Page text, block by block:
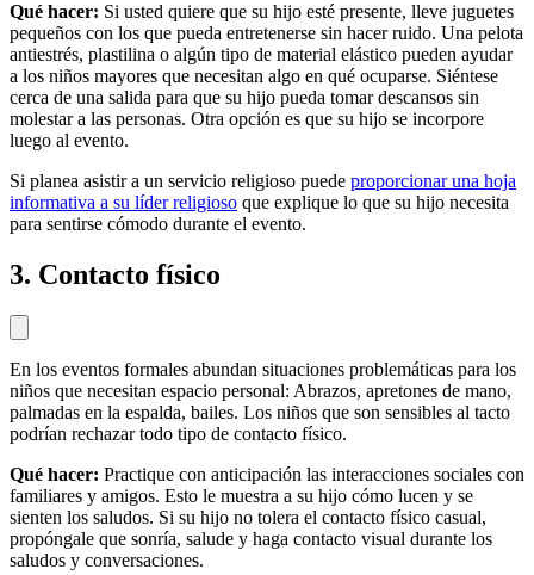
Qué hacer: Si usted quiere que su hijo esté presente, lleve juguetes
pequeños con los que pueda entretenerse sin hacer ruido. Una pelota
antiestrés, plastilina o algún tipo de material elástico pueden ayudar
a los niños mayores que necesitan algo en qué ocuparse. Siéntese
cerca de una salida para que su hijo pueda tomar descansos sin
molestar a las personas. Otra opción es que su hijo se incorpore
luego al evento.
Si planea asistir a un servicio religioso puede proporcionar una hoja
informativa a su líder religioso que explique lo que su hijo necesita
para sentirse cómodo durante el evento.
3. Contacto físico
En los eventos formales abundan situaciones problemáticas para los
niños que necesitan espacio personal: Abrazos, apretones de mano,
palmadas en la espalda, bailes. Los niños que son sensibles al tacto
podrían rechazar todo tipo de contacto físico.
Qué hacer: Practique con anticipación las interacciones sociales con
familiares y amigos. Esto le muestra a su hijo cómo lucen y se
sienten los saludos. Si su hijo no tolera el contacto físico casual,
propóngale que sonría, salude y haga contacto visual durante los
saludos y conversaciones.